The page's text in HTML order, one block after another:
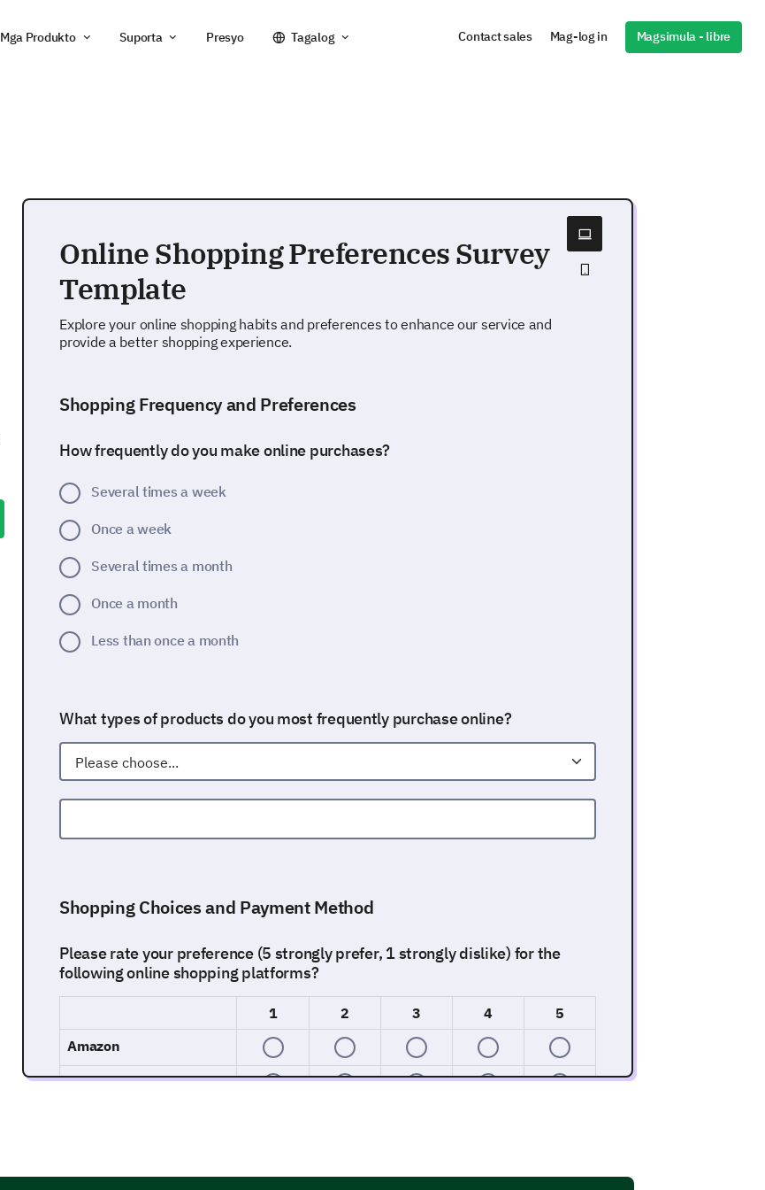
Mga Produkto Suporta Presyo Tagalog Contact sales Mag-log in Magsimula - libre
Online Shopping Preferences Survey
Template
Explore your online shopping habits and preferences to enhance our service and
provide a better shopping experience.
Shopping Frequency and Preferences
How frequently do you make online purchases?
Several times a week
Once a week
Several times a month
Once a month
Less than once a month
What types of products do you most frequently purchase online?
Other:
Shopping Choices and Payment Method
Please rate your preference (5 strongly prefer, 1 strongly dislike) for the
following online shopping platforms?
1 2 3 4
5
Amazon
eBay